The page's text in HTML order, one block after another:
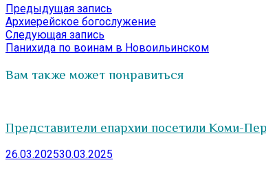
Навигация
по
записям
Предыдущая запись
запись:
Архиерейское богослужение
Следующая запись
запись:
Панихида по воинам в Новоильинском
Вам также может понравиться
Представители епархии посетили Коми-
26.03.202530.03.2025